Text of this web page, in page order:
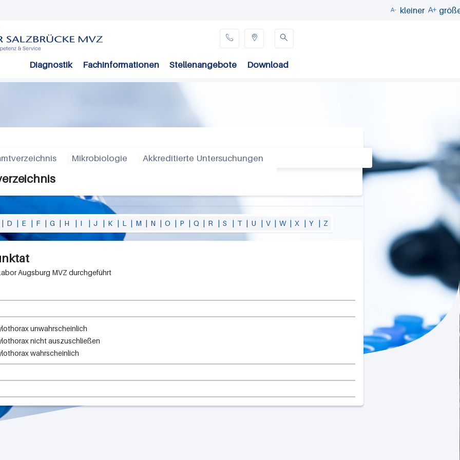
Inhalt
 kleiner 

Diagnostik Fachinformationen Stellenangebote Download
 
Mikrobiologie Akkreditierte Untersuchungen
| D | E | F | G | H | I | J | K | L | M | N | O | P | Q | R | S | T | U | V | W | X | Y | Z
Augsburg MVZ
unwahrscheinlich
nicht auszuschließen
wahrscheinlich